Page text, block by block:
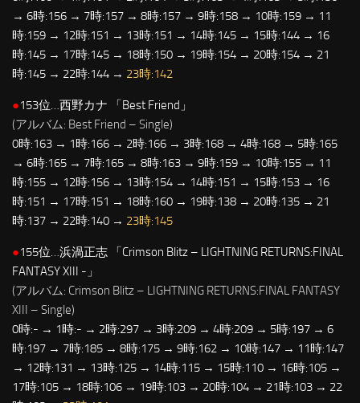
→ 6時:156 → 7時:157 → 8時:157 → 9時:158 → 10時:159 → 11
時:159 → 12時:151 → 13時:151 → 14時:145 → 15時:144 → 16
時:145 → 17時:145 → 18時:150 → 19時:154 → 20時:154 → 21
時:145 → 22時:144 → 23時:142
●153位…西野カナ 「Best Friend」
(アルバム: Best Friend – Single)
0時:163 → 1時:166 → 2時:166 → 3時:168 → 4時:168 → 5時:165
→ 6時:165 → 7時:165 → 8時:163 → 9時:159 → 10時:155 → 11
時:155 → 12時:156 → 13時:154 → 14時:151 → 15時:153 → 16
時:151 → 17時:151 → 18時:160 → 19時:138 → 20時:135 → 21
時:137 → 22時:140 → 23時:145
●155位…浜渦正志 「Crimson Blitz – LIGHTNING RETURNS:FINAL
FANTASY XIII -」
(アルバム: Crimson Blitz – LIGHTNING RETURNS:FINAL FANTASY
XIII – Single)
0時:- → 1時:- → 2時:297 → 3時:209 → 4時:209 → 5時:197 → 6
時:197 → 7時:185 → 8時:175 → 9時:162 → 10時:147 → 11時:147
→ 12時:131 → 13時:125 → 14時:115 → 15時:110 → 16時:105 →
17時:105 → 18時:106 → 19時:103 → 20時:104 → 21時:103 → 22